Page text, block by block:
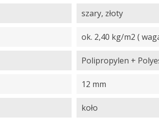
szary, złoty
ok. 2,40 kg/m2 (
Polipropylen +
12 mm
koło